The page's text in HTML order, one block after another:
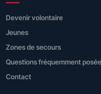
Devenir volontaire
Jeunes
Zones de secours
Questions fréquemment
Contact